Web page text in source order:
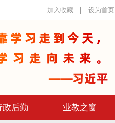
设为首页
加入收藏
政后勤 业教之窗